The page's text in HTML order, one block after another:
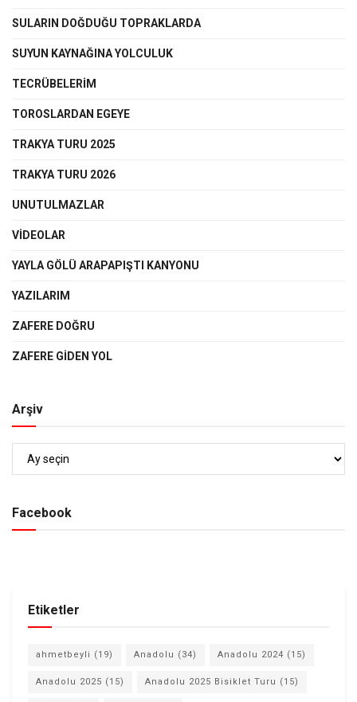
SULARIN DOĞDUĞU TOPRAKLARDA
SUYUN KAYNAĞINA YOLCULUK
TECRÜBELERİM
TOROSLARDAN EGEYE
TRAKYA TURU 2025
TRAKYA TURU 2026
UNUTULMAZLAR
VIDEOLAR
YAYLA GÖLÜ ARAPAPIŞTI KANYONU
YAZILARIM
ZAFERE DOĞRU
ZAFERE GIDEN YOL
Arşiv
Facebook
Etiketler
ahmetbeyli (19) Anadolu (34) Anadolu 2024 (15)
Anadolu 2025 (15) Anadolu 2025 Bisiklet Turu (15)